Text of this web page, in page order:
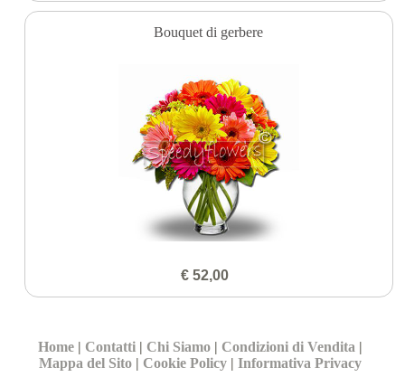
Bouquet di gerbere
€ 52,00
Home | Contatti | Chi Siamo | Condizioni di Vendita |
Mappa del Sito | Cookie Policy |Informativa Privacy